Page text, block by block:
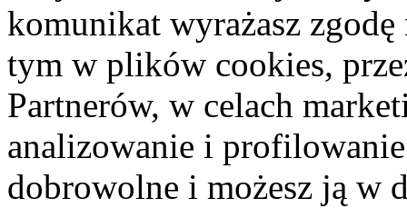
komunikat wyrażasz
tym w plików cookies,
Partnerów, w celach
analizowanie i
dobrowolne i możesz ją w